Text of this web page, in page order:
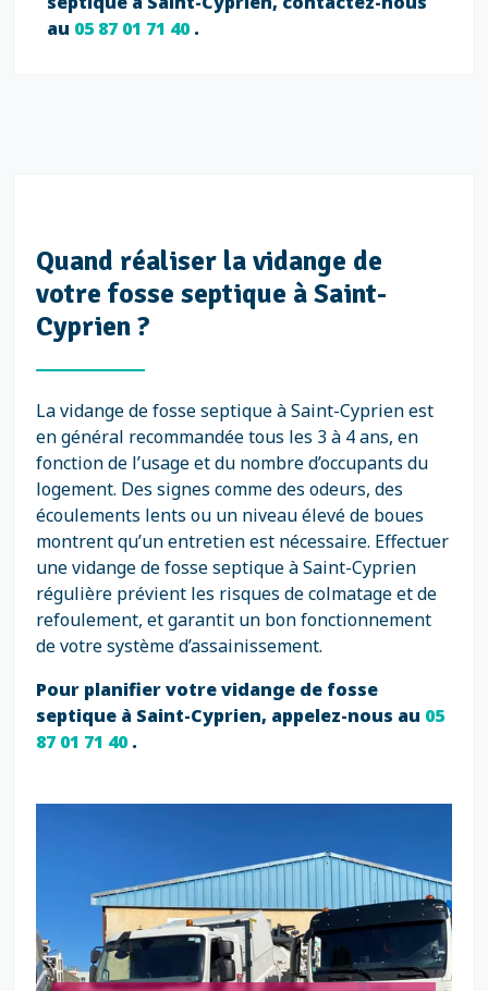
au 05 87 01 71 40.
Quand réaliser la vidange de
votre fosse septique à Saint-
Cyprien ?
La vidange de fosse septique à Saint-Cyprien est
en général recommandée tous les 3 à 4 ans, en
fonction de l’usage et du nombre d’occupants du
logement. Des signes comme des odeurs, des
écoulements lents ou un niveau élevé de boues
montrent qu’un entretien est nécessaire. Effectuer
une vidange de fosse septique à Saint-Cyprien
régulière prévient les risques de colmatage et de
refoulement, et garantit un bon fonctionnement
de votre système d’assainissement.
Pour planifier votre vidange de fosse
septique à Saint-Cyprien, appelez-nous au 05
87 01 71 40.